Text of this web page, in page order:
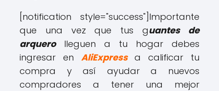
[notification style="success"] Importante
que una vez que tus guantes de
arquerolleguen a tu hogar debes
ingresar en AliExpress a calificar tu
compra y así ayudar a nuevos
compradores a tener una mejor